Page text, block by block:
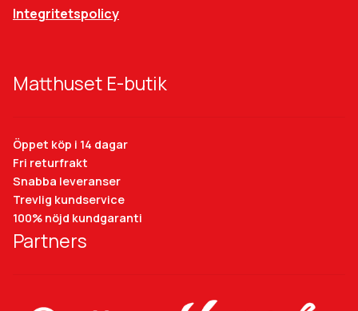
Integritetspolicy
Matthuset E-butik
Öppet köp i 14 dagar
Fri returfrakt
Snabba leveranser
Trevlig kundservice
100% nöjd kundgaranti
Partners